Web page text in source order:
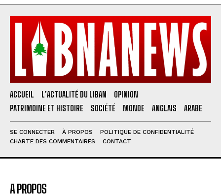
ACCUEIL L’ACTUALITÉ DU LIBAN
OPINION
PATRIMOINE ET HISTOIRE
SOCIÉTÉ MONDE ANGLAIS ARABE
SE CONNECTER À PROPOS
POLITIQUE DE CONFIDENTIALITÉ
CHARTE DES COMMENTAIRES
CONTACT
A PROPOS